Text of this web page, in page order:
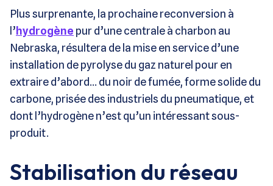
Plus surprenante, la prochaine reconversion à
l’hydrogène pur d’une centrale à charbon au
Nebraska, résultera de la mise en service d’une
installation de pyrolyse du gaz naturel pour en
extraire d’abord… du noir de fumée, forme solide du
carbone, prisée des industriels du pneumatique, et
dont l’hydrogène n’est qu’un intéressant sous-
produit.
Stabilisation du réseau